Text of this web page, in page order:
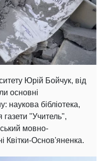
Юрій Бойчук, від
основні
наукова бібліотека,
газети "Учитель",
мовно-
Квітки-Основ'яненка.